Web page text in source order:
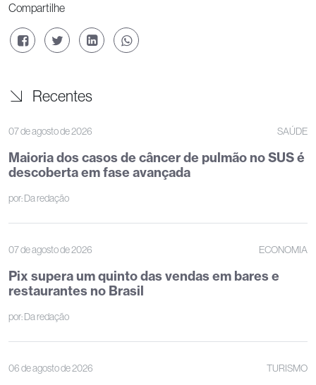
Compartilhe
Recentes
07 de agosto de 2026 SAÚDE
Maioria dos casos de câncer de pulmão no SUS é
descoberta em fase avançada
por:Da redação
07 de agosto de 2026 ECONOMIA
Pix supera um quinto das vendas em bares e
restaurantes no Brasil
por:Da redação
06 de agosto de 2026 TURISMO